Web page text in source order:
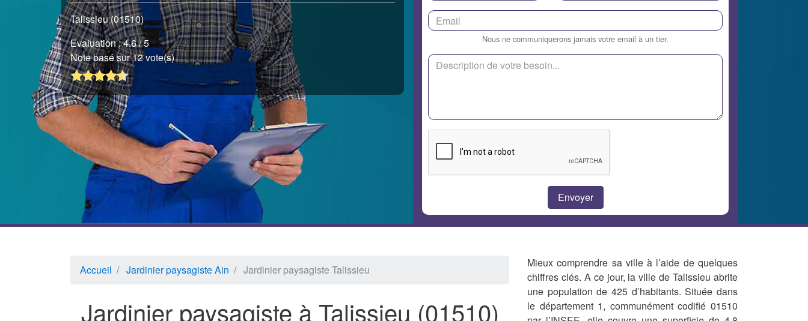
Talissieu (01510)
Evaluation :4.6/ 5
Note basé sur 12 vote(s)
Nous ne communiquerons jamais votre email à un tier.
Accueil Jardinier paysagiste Ain Jardinier paysagiste Talissieu
Jardinier paysagiste à Talissieu (01510)
Mieux comprendre sa ville à l’aide de quelques
chiffres clés. A ce jour, la ville de Talissieu abrite
une population de 425 d’habitants. Située dans
le département 1, communément codifié 01510